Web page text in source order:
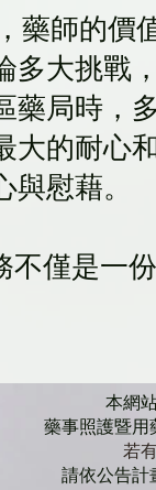
師的價
多大挑戰
藥局時，
大的耐心
慰藉。
僅是一份
本網
藥事照護暨用
若
請依公告計